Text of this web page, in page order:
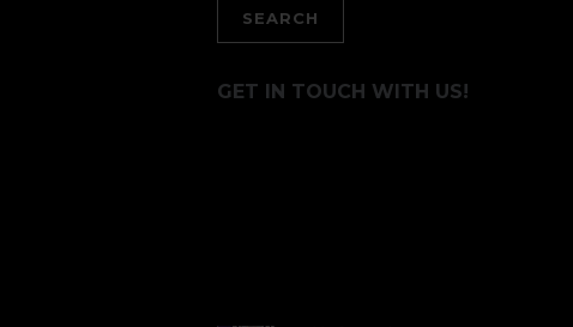
GET IN TOUCH WITH US!